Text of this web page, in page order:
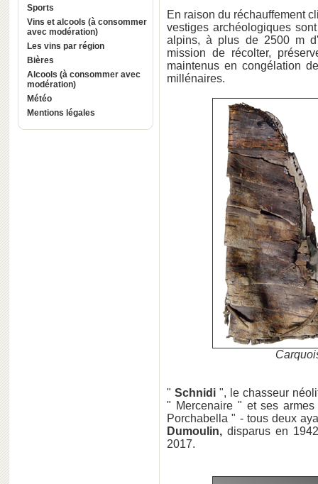
Sports
Vins et alcools (à consommer
avec modération)
Les vins par région
Bières
Alcools (à consommer avec
modération)
Météo
Mentions légales
En raison du réchauffement
vestiges archéologiques
alpins, à plus de 2500 m
mission de récolter,
maintenus en congélation
millénaires.
"Schnidi ", le chasseur
" Mercenaire " et ses
Porchabella " - tous deux
Dumoulin, disparus en
2017.